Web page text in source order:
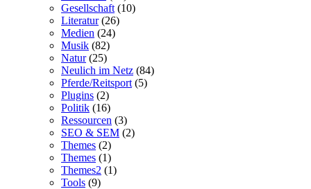
Gesellschaft (10)
Literatur(26)
Medien (24)
Musik (82)
Natur(25)
Neulich im Netz (84)
Pferde/Reitsport (5)
Plugins (2)
Politik (16)
Ressourcen (3)
SEO & SEM (2)
Themes (2)
Themes (1)
Themes2 (1)
Tools (9)